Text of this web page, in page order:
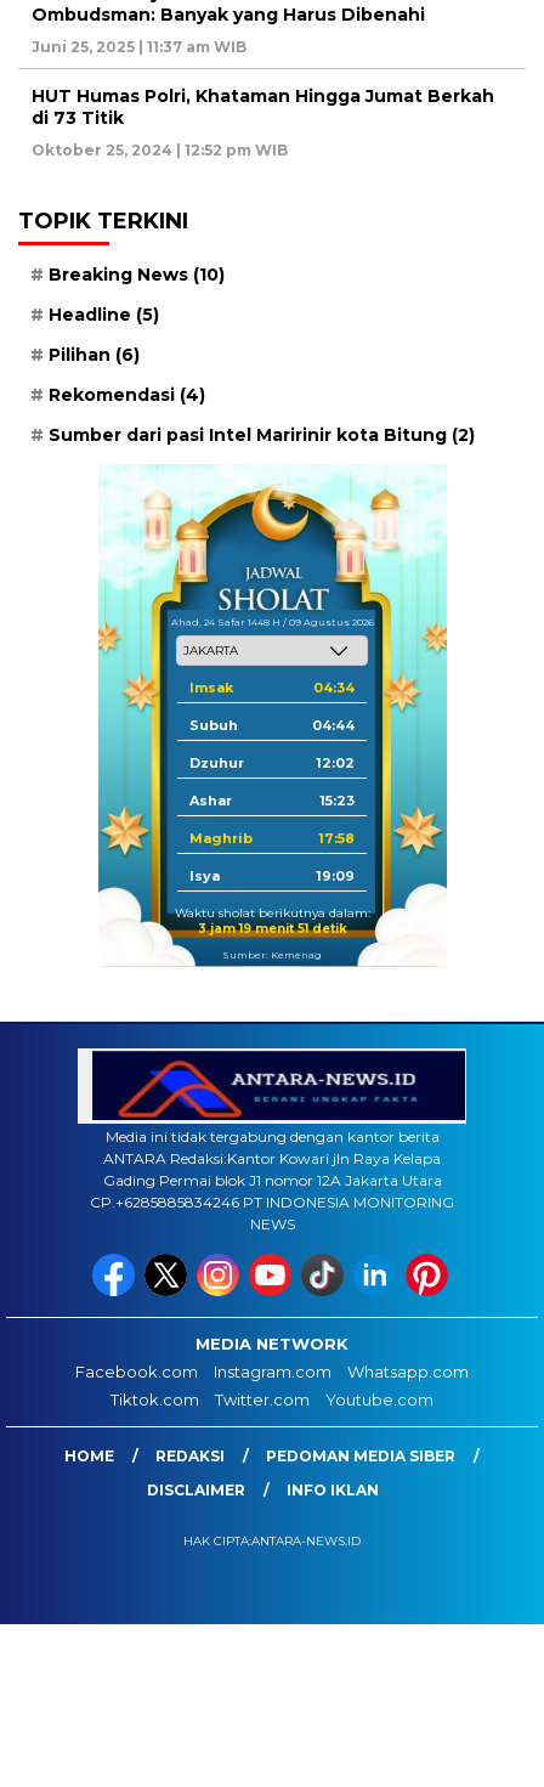
Ombudsman: Banyak yang Harus Dibenahi
Juni 25, 2025 | 11:37 am WIB
HUT Humas Polri, Khataman Hingga Jumat Berkah
di 73 Titik
Oktober 25, 2024 | 12:52 pm WIB
TOPIK TERKINI
Breaking News (10)
Headline (5)
Pilihan (6)
Rekomendasi (4)
Sumber dari pasi Intel Maririnir kota Bitung (2)
Ahad, 24 Safar 1448 H / 09 Agustus 2026
Imsak 04:34
Subuh 04:44
Dzuhur 12:02
Ashar 15:23
Maghrib 17:58
Isya 19:09
Waktu sholat berikutnya dalam:
3 jam 19 menit 49 detik
Sumber: Kemenag
Media ini tidak tergabung dengan kantor berita
ANTARA Redaksi:Kantor Kowari jln Raya Kelapa
Gading Permai blok J1 nomor 12A Jakarta Utara
CP.+6285885834246 PT INDONESIA MONITORING
NEWS
MEDIA NETWORK
Facebook.com
Instagram.com
Whatsapp.com
Tiktok.com
Twitter.com Youtube.com
HOME REDAKSI
PEDOMAN MEDIA SIBER
DISCLAIMER
INFO IKLAN
HAK CIPTA:ANTARA-NEWS.ID